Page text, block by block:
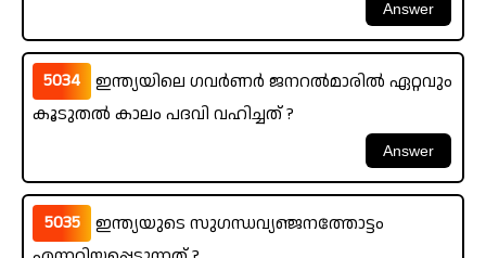
5034
ഇന്ത്യയിലെ ഗവർണർ ജനറൽമാരിൽ ഏറ്റവും
കൂടുതൽ കാലം പദവി വഹിച്ചത് ?
5035
ഇന്ത്യയുടെ സുഗന്ധവ്യഞ്ജനത്തോട്ടം